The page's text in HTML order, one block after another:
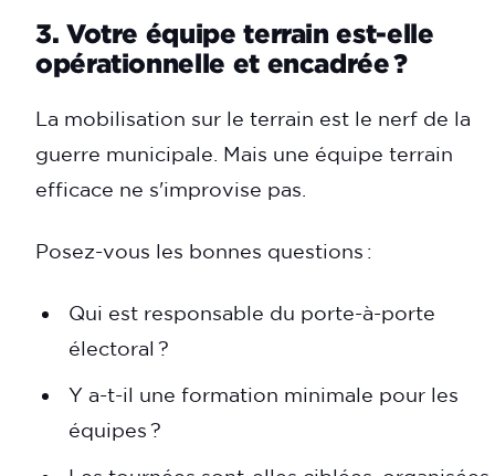
3. Votre équipe terrain est-elle
opérationnelle et encadrée ?
La mobilisation sur le terrain est le nerf de la
guerre municipale. Mais une équipe terrain
efficace ne s'improvise pas.
Posez-vous les bonnes questions :
Qui est responsable du porte-à-porte
électoral ?
Y a-t-il une formation minimale pour les
équipes ?